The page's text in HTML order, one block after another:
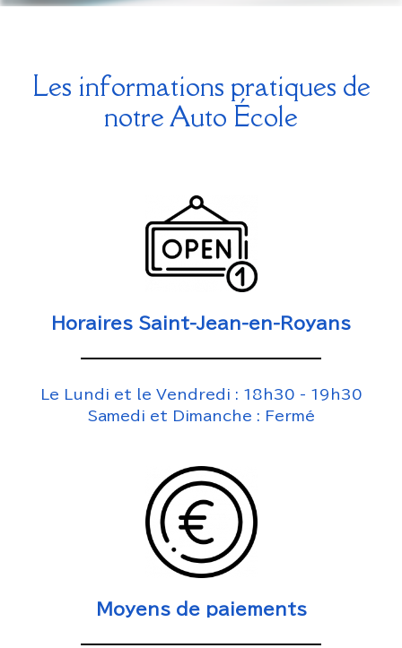
Les informations pratiques de
notre Auto École
Horaires Saint-Jean-en-Royans
Le Lundi et le Vendredi : 18h30 - 19h30
Samedi et Dimanche : Fermé
Moyens de paiements